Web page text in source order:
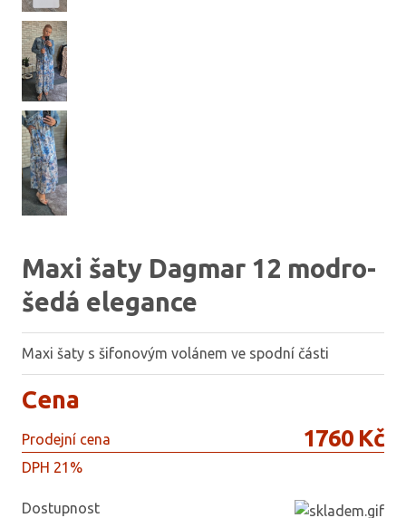
Maxi šaty Dagmar 12 modro-
šedá elegance
Maxi šaty s šifonovým volánem ve spodní části
Cena
Prodejní cena 1760 Kč
DPH 21%
Dostupnost